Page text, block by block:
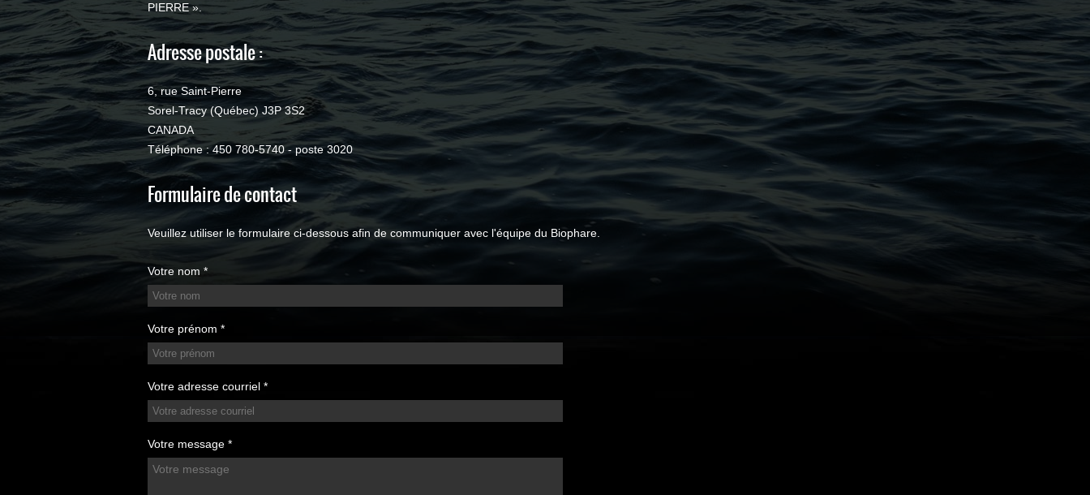
PIERRE ».
Adresse postale :
6, rue Saint-Pierre
Sorel-Tracy (Québec) J3P 3S2
CANADA
Téléphone : 450 780-5740 - poste 3020
Formulaire de contact
Veuillez utiliser le formulaire ci-dessous afin de communiquer avec l'équipe du Biophare.
Votre nom *
Votre prénom *
Votre adresse courriel *
Votre message *